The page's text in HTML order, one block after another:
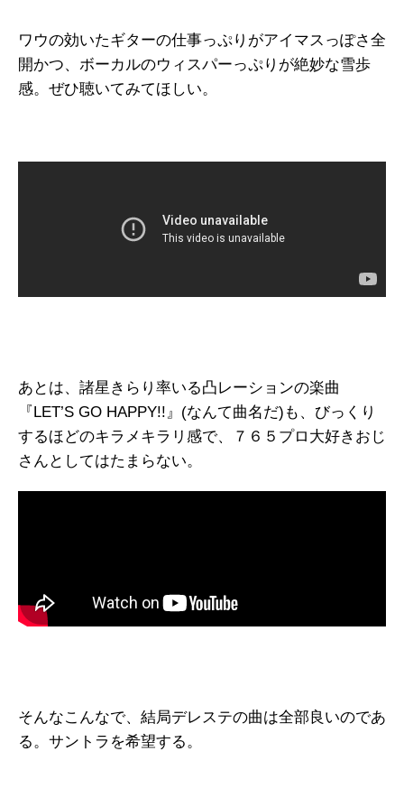
ワウの効いたギターの仕事っぷりがアイマスっぽさ全
開かつ、ボーカルのウィスパーっぷりが絶妙な雪歩
感。ぜひ聴いてみてほしい。
あとは、諸星きらり率いる凸レーションの楽曲
『LET’S GO HAPPY!!』(なんて曲名だ)も、びっくり
するほどのキラメキラリ感で、７６５プロ大好きおじ
さんとしてはたまらない。
そんなこんなで、結局デレステの曲は全部良いのであ
る。サントラを希望する。